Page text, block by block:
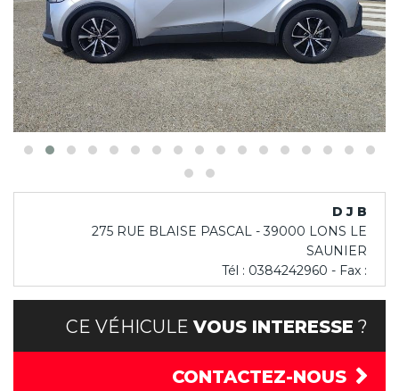
D J B
275 RUE BLAISE PASCAL - 39000 LONS LE
SAUNIER
Tél : 0384242960 - Fax :
CE VÉHICULE VOUS INTERESSE ?
CONTACTEZ-NOUS